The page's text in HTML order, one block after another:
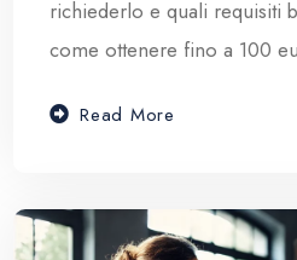
richiederlo e quali requisiti
come ottenere fino a 100
Read More